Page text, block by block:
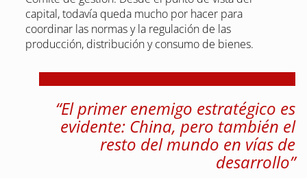
capital, todavía queda mucho por hacer para
coordinar las normas y la regulación de las
producción, distribución y consumo de bienes.
“El primer enemigo estratégico es
evidente: China, pero también el
resto del mundo en vías de
desarrollo”